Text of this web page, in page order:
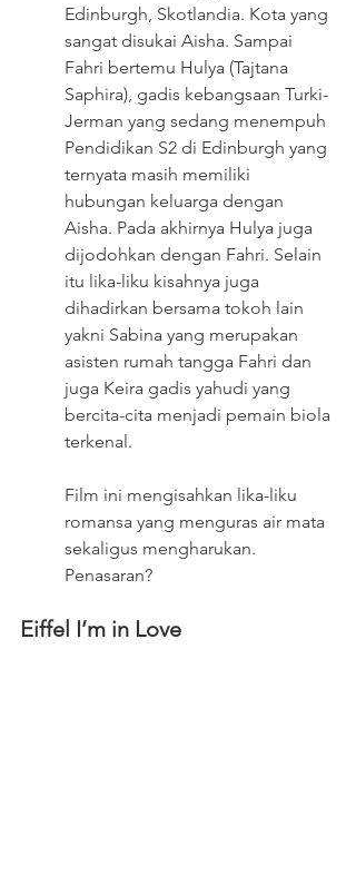
Edinburgh, Skotlandia. Kota yang
sangat disukai Aisha. Sampai
Fahri bertemu Hulya (Tajtana
Saphira), gadis kebangsaan Turki-
Jerman yang sedang menempuh
Pendidikan S2 di Edinburgh yang
ternyata masih memiliki
hubungan keluarga dengan
Aisha. Pada akhirnya Hulya juga
dijodohkan dengan Fahri. Selain
itu lika-liku kisahnya juga
dihadirkan bersama tokoh lain
yakni Sabina yang merupakan
asisten rumah tangga Fahri dan
juga Keira gadis yahudi yang
bercita-cita menjadi pemain biola
terkenal.
Film ini mengisahkan lika-liku
romansa yang menguras air mata
sekaligus mengharukan.
Penasaran?
Eiffel I’m in Love